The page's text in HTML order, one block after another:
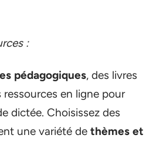
:
pédagogiques, des livres
ressources en ligne pour
dictée. Choisissez des
une variété de thèmes et